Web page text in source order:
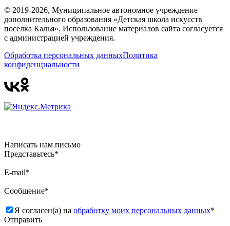
© 2019-2026, Муниципальное автономное учреждение
дополнительного образования «Детская школа искусств
поселка Калья». Использование материалов сайта согласуется
с администрацией учреждения.
Обработка персональных данныхПолитика
конфиденциальности
Написать нам письмо
Представьтесь*
E-mail*
Сообщение*
Я согласен(а) на обработку моих персональных данных*
Отправить